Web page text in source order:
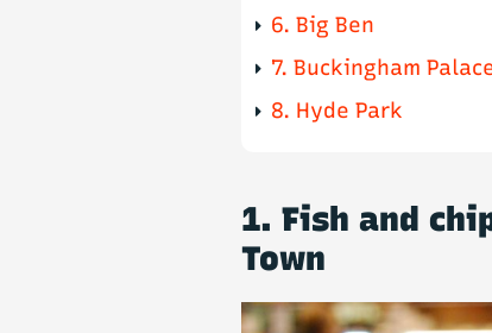
6. Big Ben
7. Buckingham
8. Hyde Park
1. Fish and
Town